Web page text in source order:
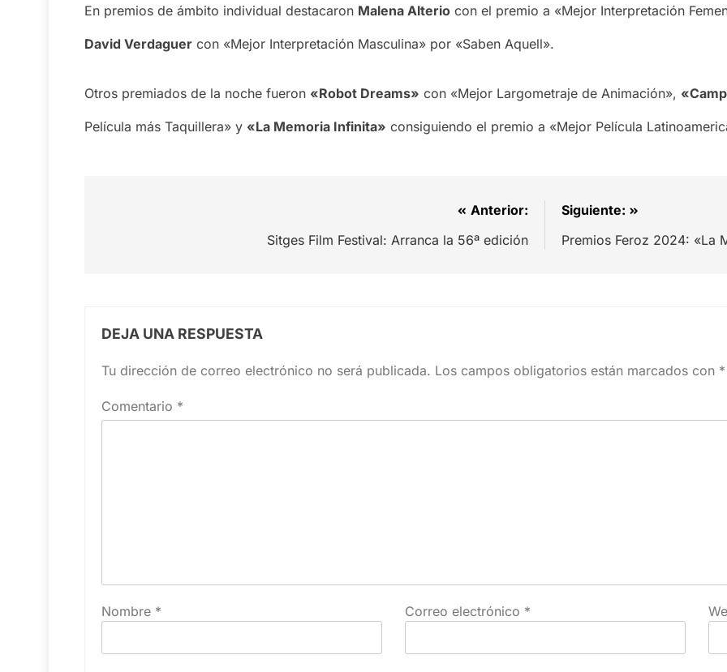
En premios de ámbito individual destacaron Malena Alterio con el premio a «Mejor Interpretación
David Verdaguer con «Mejor Interpretación Masculina» por «Saben Aquell».
Otros premiados de la noche fueron «Robot Dreams» con «Mejor Largometraje de Animación»,
Película más Taquillera» y «La Memoria Infinita» consiguiendo el premio a «Mejor Película
Anterior:
Sitges Film Festival: Arranca la 56ª edición
Siguiente:
Premios Feroz 2024: «La
DEJA UNA RESPUESTA
Tu dirección de correo electrónico no será publicada. Los campos obligatorios están marcados con *
Comentario *
Nombre * Correo electrónico *